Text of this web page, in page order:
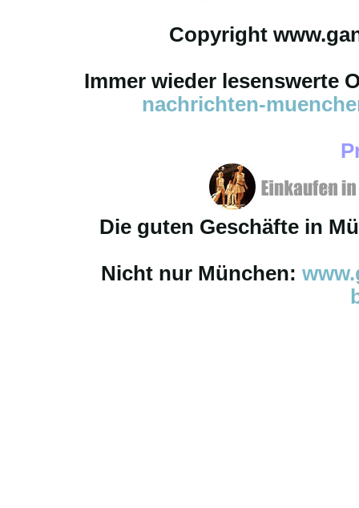
Copyright
Immer wieder lesenswerte
nachrichten-
Die guten Geschäfte in
Nicht nur München: